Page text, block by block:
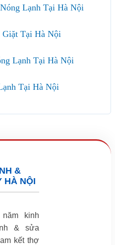
Lạnh Tại Hà Nội
Tại Hà Nội
Lạnh Tại Hà Nội
Tại Hà Nội
&
HÀ NỘI
kinh
& sửa
kết thợ